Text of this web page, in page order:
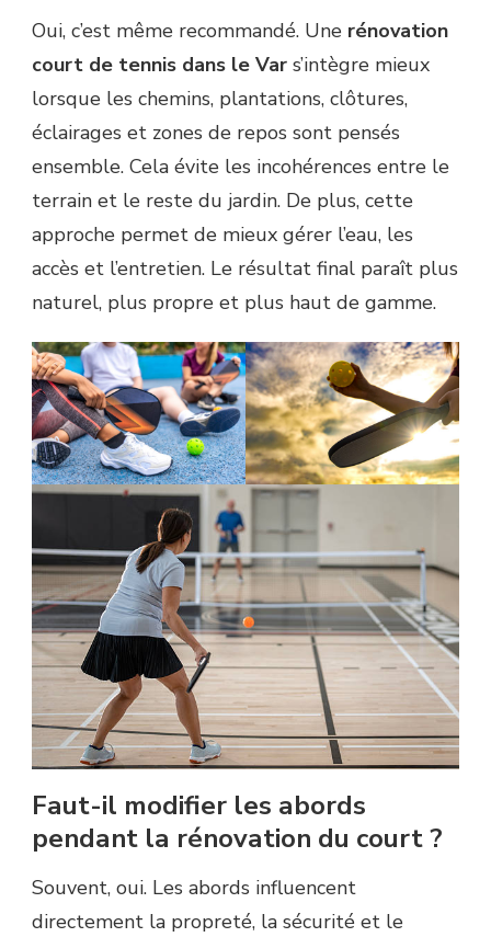
Oui, c’est même recommandé. Une rénovation
court de tennis dans le Var s’intègre mieux
lorsque les chemins, plantations, clôtures,
éclairages et zones de repos sont pensés
ensemble. Cela évite les incohérences entre le
terrain et le reste du jardin. De plus, cette
approche permet de mieux gérer l’eau, les
accès et l’entretien. Le résultat final paraît plus
naturel, plus propre et plus haut de gamme.
Faut-il modifier les abords
pendant la rénovation du court ?
Souvent, oui. Les abords influencent
directement la propreté, la sécurité et le